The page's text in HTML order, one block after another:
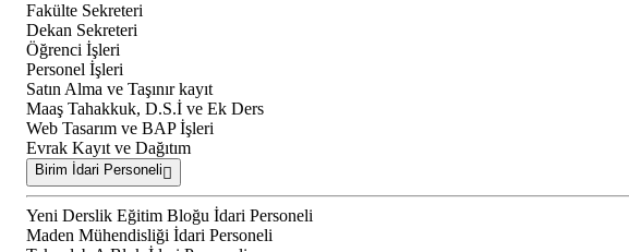
Fakülte Sekreteri
Dekan Sekreteri
Öğrenci İşleri
Personel İşleri
Satın Alma ve Taşınır kayıt
Maaş Tahakkuk, D.S.İ ve Ek Ders
Web Tasarım ve BAP İşleri
Evrak Kayıt ve Dağıtım
Birim İdari Personeli
Yeni Derslik Eğitim Bloğu İdari Personeli
Maden Mühendisliği İdari Personeli